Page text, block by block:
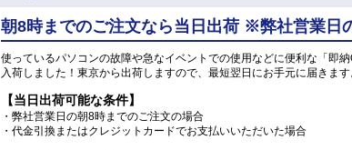
朝8時までのご注文なら当日出荷 ※弊社営業日
使っているパソコンの故障や急なイベントでの使用などに便利な「即
入荷しました！東京から出荷しますので、最短翌日にお手元に届きます
【当日出荷可能な条件】
・弊社営業日の朝8時までのご注文の場合
・代金引換またはクレジットカードでお支払いいただいた場合